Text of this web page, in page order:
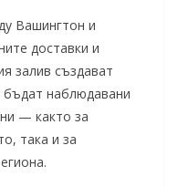
Вашингтон и
доставки и
залив създават
наблюдавани
— както за
така и за